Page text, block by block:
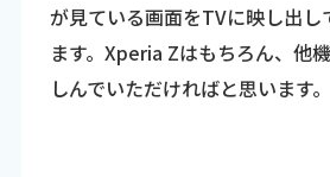
が見ている画面をTVに映し出し
ます。Xperia Zはもちろん、他
しんでいただければと思います。